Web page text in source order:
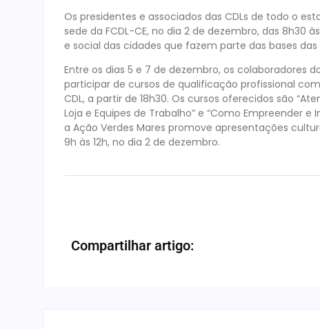
Os presidentes e associados das CDLs de todo o
sede da FCDL-CE, no dia 2 de dezembro, das 8h30
e social das cidades que fazem parte das bases das
Entre os dias 5 e 7 de dezembro, os colaboradores
participar de cursos de qualificação profissional
CDL, a partir de 18h30. Os cursos oferecidos são
Loja e Equipes de Trabalho” e “Como Empreender
a Ação Verdes Mares promove apresentações
9h às 12h, no dia 2 de dezembro.
Compartilhar artigo: